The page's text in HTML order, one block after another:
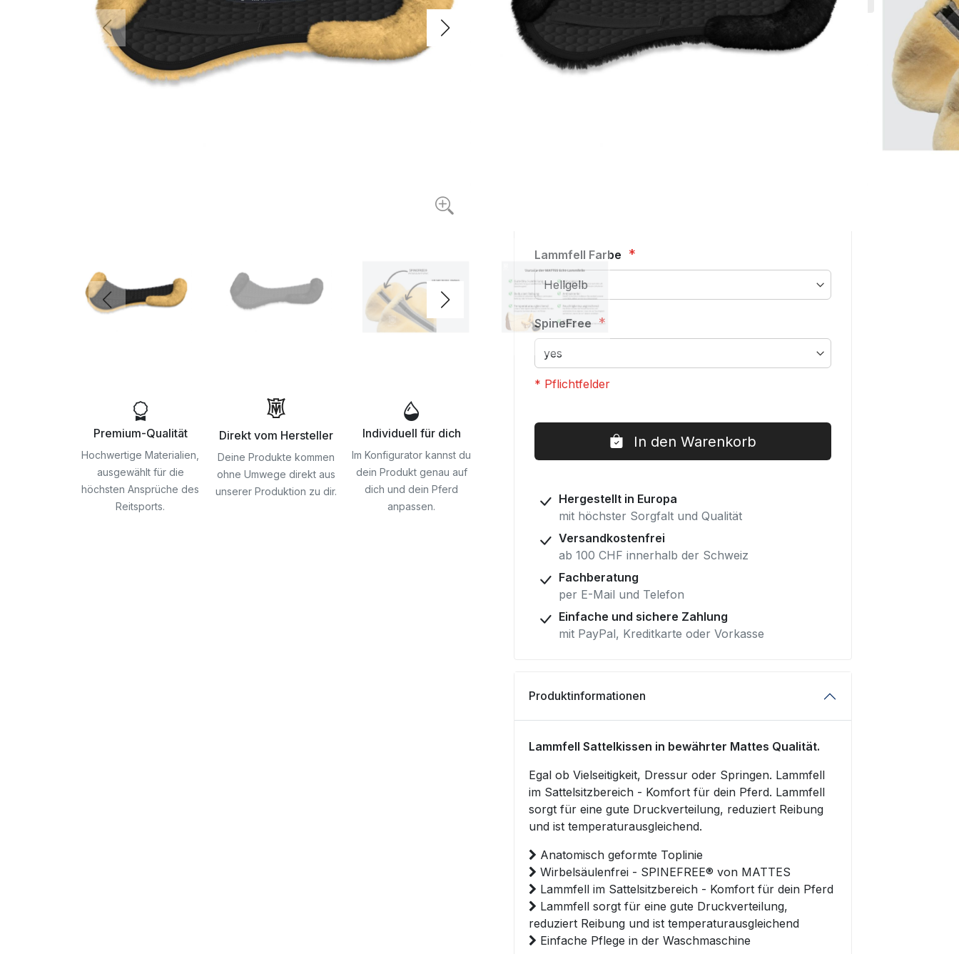
Premium-Qualität
Hochwertige Materialien,
ausgewählt für die
höchsten Ansprüche des
Reitsports.
Direkt vom Hersteller
Deine Produkte kommen
ohne Umwege direkt aus
unserer Produktion zu dir.
Individuell für dich
Im Konfigurator kannst du
dein Produkt genau auf
dich und dein Pferd
anpassen.
Produkte direkt ab Lager in vielen beliebten
Ausführungen.
221,60 CHF
Lammfell Farbe
SpineFree
* Pflichtfelder
Sattelkissen
Rand
hinten,
im
Sitzbereich
Auf
In den Warenkorb
Hergestellt in Europa
mit höchster Sorgfalt und Qualität
Versandkostenfrei
ab 100 CHF innerhalb der Schweiz
Fachberatung
per E-Mail und Telefon
Einfache und sichere Zahlung
mit PayPal, Kreditkarte oder Vorkasse
Produktinformationen
Lammfell Sattelkissen in bewährter Mattes Qualität.
Egal ob Vielseitigkeit, Dressur oder Springen. Lammfell
im Sattelsitzbereich - Komfort für dein Pferd. Lammfell
sorgt für eine gute Druckverteilung, reduziert Reibung
und ist temperaturausgleichend.
Anatomisch geformte Toplinie
Wirbelsäulenfrei - SPINEFREE® von MATTES
Lammfell im Sattelsitzbereich - Komfort für dein Pferd
Lammfell sorgt für eine gute Druckverteilung,
reduziert Reibung und ist temperaturausgleichend
Einfache Pflege in der Waschmaschine